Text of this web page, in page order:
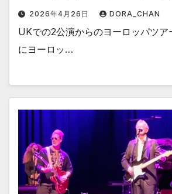
2026年4月26日 DORA_CHAN
UKでの2公演からのヨーロッパツア
にヨーロッ…